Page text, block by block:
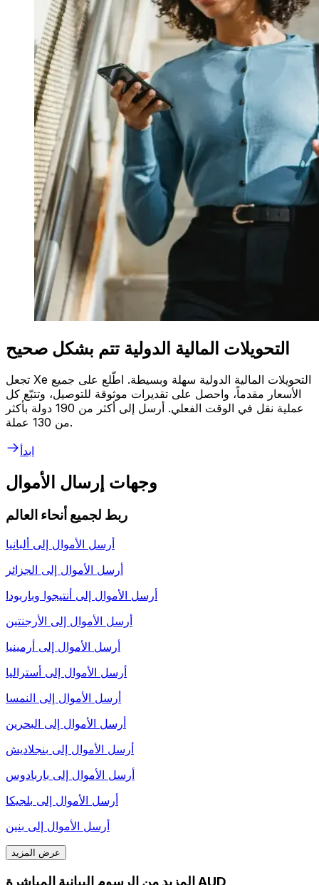
التحويلات المالية الدولية تتم بشكل صحيح
تجعل Xe التحويلات المالية الدولية سهلة وبسيطة. اطّلع على جميع
الأسعار مقدماً، واحصل على تقديرات موثوقة للتوصيل، وتتبّع كل
عملية نقل في الوقت الفعلي. أرسل إلى أكثر من 190 دولة بأكثر
من 130 عملة.
ابدأ
وجهات إرسال الأموال
ربط لجميع أنحاء العالم
أرسل الأموال إلى ألبانيا
أرسل الأموال إلى الجزائر
أرسل الأموال إلى أنتيجوا وباربودا
أرسل الأموال إلى الأرجنتين
أرسل الأموال إلى أرمينيا
أرسل الأموال إلى أستراليا
أرسل الأموال إلى النمسا
أرسل الأموال إلى البحرين
أرسل الأموال إلى بنجلاديش
أرسل الأموال إلى باربادوس
أرسل الأموال إلى بلجيكا
أرسل الأموال إلى بنين
عرض المزيد
المزيد من الرسوم البيانية المباشرة AUD